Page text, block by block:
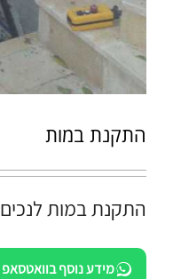
התקנת במות
התקנת במות לנכים
מידע נוסף בוואטסאפ